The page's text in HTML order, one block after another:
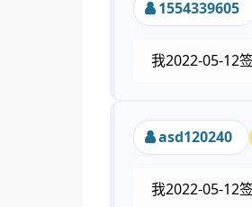
1554339605
我2022-05-12
asd120240
我2022-05-12